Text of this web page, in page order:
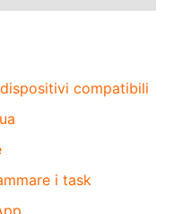
compatibili
i task